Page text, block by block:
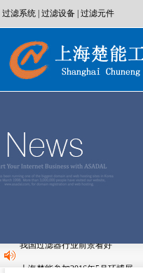
过滤系统 过滤设备 过滤元件